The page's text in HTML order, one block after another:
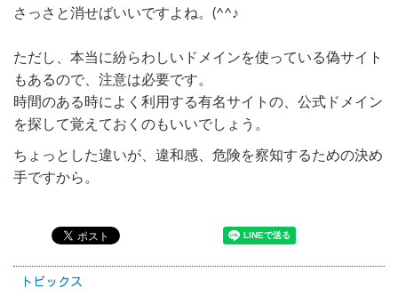
さっさと消せばいいですよね。(^^♪
ただし、本当に紛らわしいドメインを使っている偽サイト
もあるので、注意は必要です。
時間のある時によく利用する有名サイトの、公式ドメイン
を探して覚えておくのもいいでしょう。
ちょっとした違いが、違和感、危険を察知するための決め
手ですから。
トピックス